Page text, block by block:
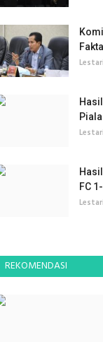
Lestari
Lestari
FC
Lestari
REKOMENDASI